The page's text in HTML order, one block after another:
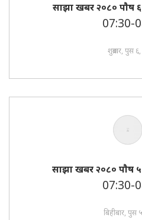
साझा खबर २०८० पाैष
07:30-
शुक्रबार, पुस
साझा खबर २०८० पाैष
07:30-
बिहीबार, पुस